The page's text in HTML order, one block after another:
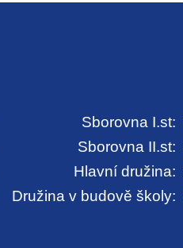
Sborovna I.st:
Sborovna II.st:
Hlavní družina:
Družina v budově školy: